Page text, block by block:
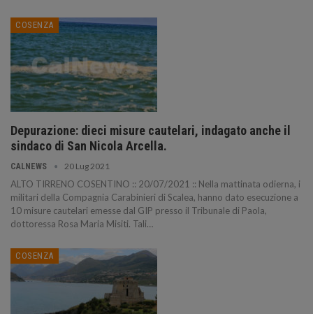
COSENZA
Depurazione: dieci misure cautelari, indagato anche il
sindaco di San Nicola Arcella.
CALNEWS 20 Lug 2021
ALTO TIRRENO COSENTINO :: 20/07/2021 :: Nella mattinata odierna, i
militari della Compagnia Carabinieri di Scalea, hanno dato esecuzione a
10 misure cautelari emesse dal GIP presso il Tribunale di Paola,
dottoressa Rosa Maria Misiti. Tali…
COSENZA